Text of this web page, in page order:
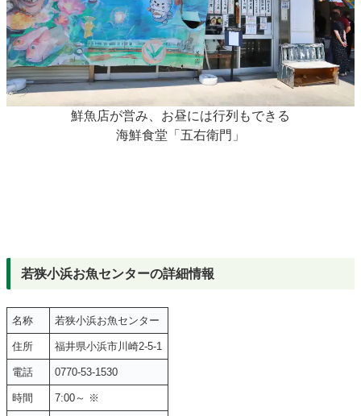
鮮魚店が営み、お昼には行列もできる
海鮮食堂「五右衛門」
若狭小浜お魚センターの詳細情報
名称 若狭小浜お魚センター
住所 福井県小浜市川崎2-5-1
電話 0770-53-1530
時間 7:00～ ※